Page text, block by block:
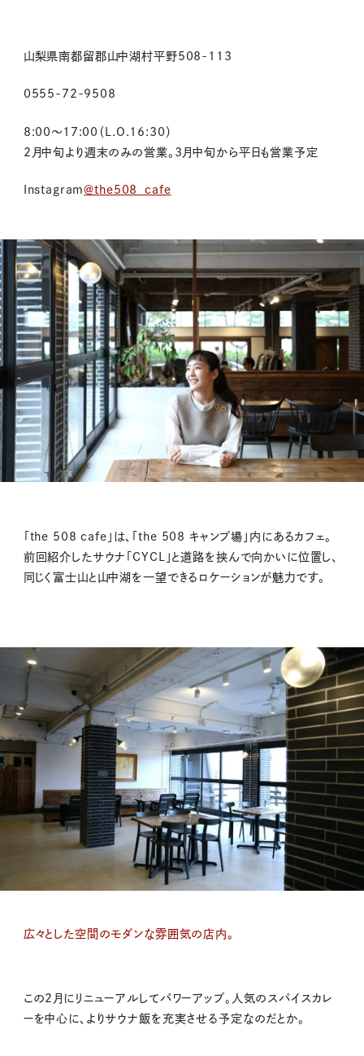
山梨県南都留郡山中湖村平野508-113
0555-72-9508
8:00〜17:00（L.O.16:30）
2月中旬より週末のみの営業。3月中旬から平日も営業予定
Instagram＠the508_cafe
「the 508 cafe」は、「the 508 キャンプ場」内にあるカフェ。
前回紹介したサウナ「CYCL」と道路を挟んで向かいに位置し、
同じく富士山と山中湖を一望できるロケーションが魅力です。
広々とした空間のモダンな雰囲気の店内。
この2月にリニューアルしてパワーアップ。人気のスパイスカレ
ーを中心に、よりサウナ飯を充実させる予定なのだとか。